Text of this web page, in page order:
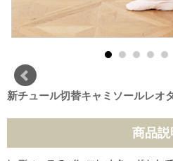
新チュール切替キャミソールレ
商品説